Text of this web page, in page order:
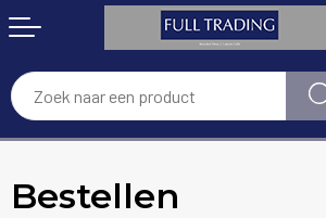
Accessoires
Disposables
Handdoeken & Badtextiel
Blazers
Laskleding
Gehoorbescherming
Anti-stress
Bidons en Sportflessen
Bouw & Infra
Schoonmaak & Facilitaire Dienst
Bestellen